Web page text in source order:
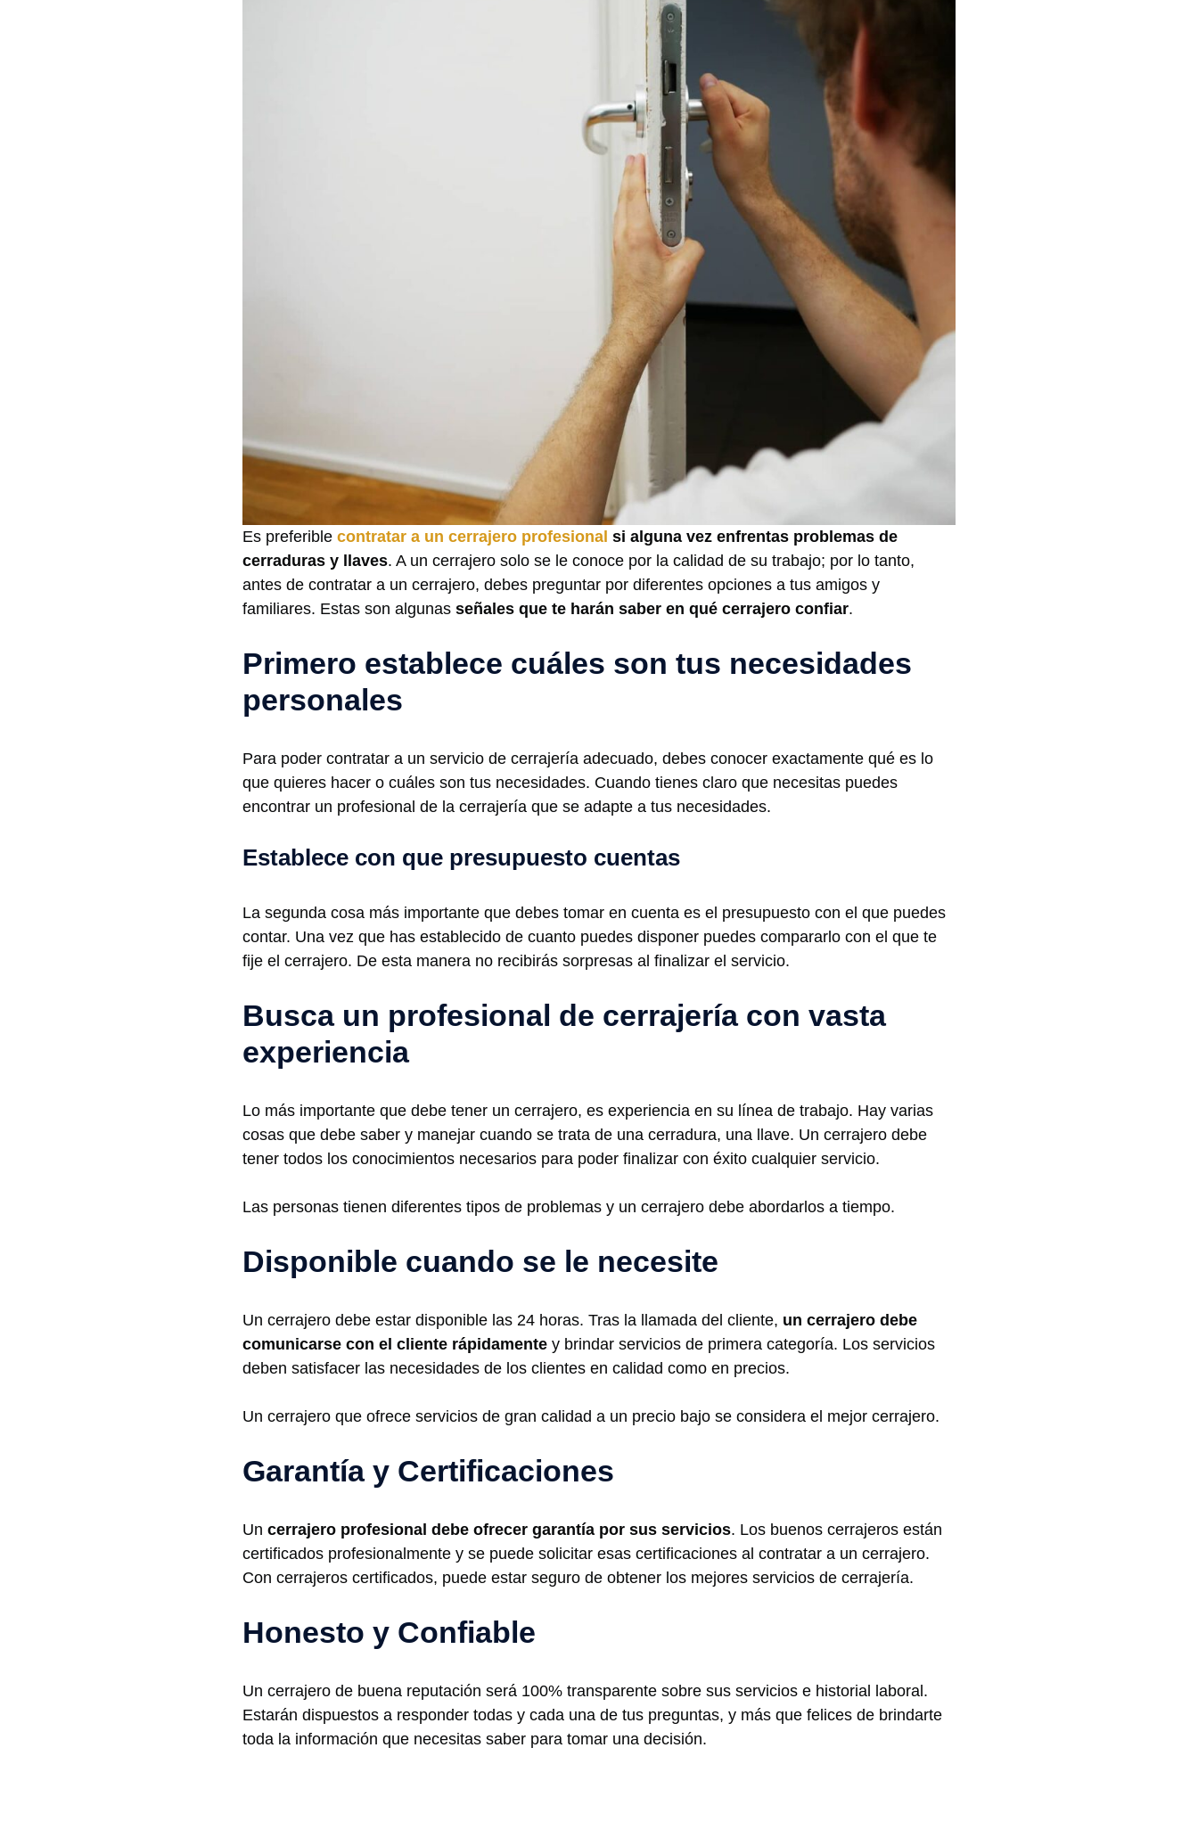
Es preferible contratar a un cerrajero profesional si alguna vez enfrentas problemas de
cerraduras y llaves. A un cerrajero solo se le conoce por la calidad de su trabajo; por lo tanto,
antes de contratar a un cerrajero, debes preguntar por diferentes opciones a tus amigos y
familiares. Estas son algunas señales que te harán saber en qué cerrajero confiar.
Primero establece cuáles son tus necesidades
personales
Para poder contratar a un servicio de cerrajería adecuado, debes conocer exactamente qué es lo
que quieres hacer o cuáles son tus necesidades. Cuando tienes claro que necesitas puedes
encontrar un profesional de la cerrajería que se adapte a tus necesidades.
Establece con que presupuesto cuentas
La segunda cosa más importante que debes tomar en cuenta es el presupuesto con el que puedes
contar. Una vez que has establecido de cuanto puedes disponer puedes compararlo con el que te
fije el cerrajero. De esta manera no recibirás sorpresas al finalizar el servicio.
Busca un profesional de cerrajería con vasta
experiencia
Lo más importante que debe tener un cerrajero, es experiencia en su línea de trabajo. Hay varias
cosas que debe saber y manejar cuando se trata de una cerradura, una llave. Un cerrajero debe
tener todos los conocimientos necesarios para poder finalizar con éxito cualquier servicio.
Las personas tienen diferentes tipos de problemas y un cerrajero debe abordarlos a tiempo.
Disponible cuando se le necesite
Un cerrajero debe estar disponible las 24 horas. Tras la llamada del cliente, un cerrajero debe
comunicarse con el cliente rápidamente y brindar servicios de primera categoría. Los servicios
deben satisfacer las necesidades de los clientes en calidad como en precios.
Un cerrajero que ofrece servicios de gran calidad a un precio bajo se considera el mejor cerrajero.
Garantía y Certificaciones
Un cerrajero profesional debe ofrecer garantía por sus servicios. Los buenos cerrajeros están
certificados profesionalmente y se puede solicitar esas certificaciones al contratar a un cerrajero.
Con cerrajeros certificados, puede estar seguro de obtener los mejores servicios de cerrajería.
Honesto y Confiable
Un cerrajero de buena reputación será 100% transparente sobre sus servicios e historial laboral.
Estarán dispuestos a responder todas y cada una de tus preguntas, y más que felices de brindarte
toda la información que necesitas saber para tomar una decisión.